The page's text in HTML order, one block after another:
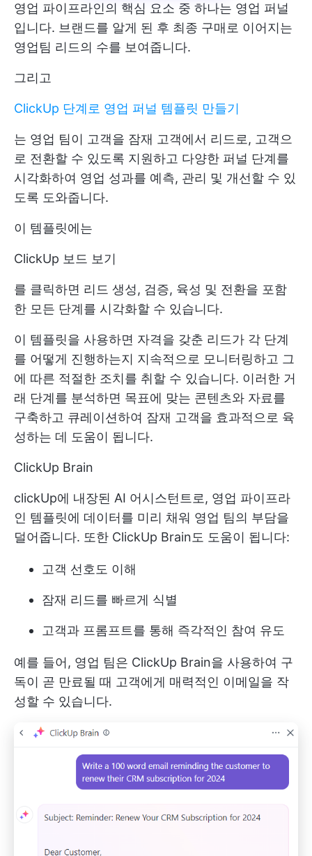
영업 파이프라인의 핵심 요소 중 하나는 영업 퍼널
입니다. 브랜드를 알게 된 후 최종 구매로 이어지는
영업팀 리드의 수를 보여줍니다.
그리고
ClickUp 단계로 영업 퍼널 템플릿 만들기
는 영업 팀이 고객을 잠재 고객에서 리드로, 고객으
로 전환할 수 있도록 지원하고 다양한 퍼널 단계를
시각화하여 영업 성과를 예측, 관리 및 개선할 수 있
도록 도와줍니다.
이 템플릿에는
ClickUp 보드 보기
를 클릭하면 리드 생성, 검증, 육성 및 전환을 포함
한 모든 단계를 시각화할 수 있습니다.
이 템플릿을 사용하면 자격을 갖춘 리드가 각 단계
를 어떻게 진행하는지 지속적으로 모니터링하고 그
에 따른 적절한 조치를 취할 수 있습니다. 이러한 거
래 단계를 분석하면 목표에 맞는 콘텐츠와 자료를
구축하고 큐레이션하여 잠재 고객을 효과적으로 육
성하는 데 도움이 됩니다.
ClickUp Brain
clickUp에 내장된 AI 어시스턴트로, 영업 파이프라
인 템플릿에 데이터를 미리 채워 영업 팀의 부담을
덜어줍니다. 또한 ClickUp Brain도 도움이 됩니다:
고객 선호도 이해
잠재 리드를 빠르게 식별
고객과 프롬프트를 통해 즉각적인 참여 유도
예를 들어, 영업 팀은 ClickUp Brain을 사용하여 구
독이 곧 만료될 때 고객에게 매력적인 이메일을 작
성할 수 있습니다.